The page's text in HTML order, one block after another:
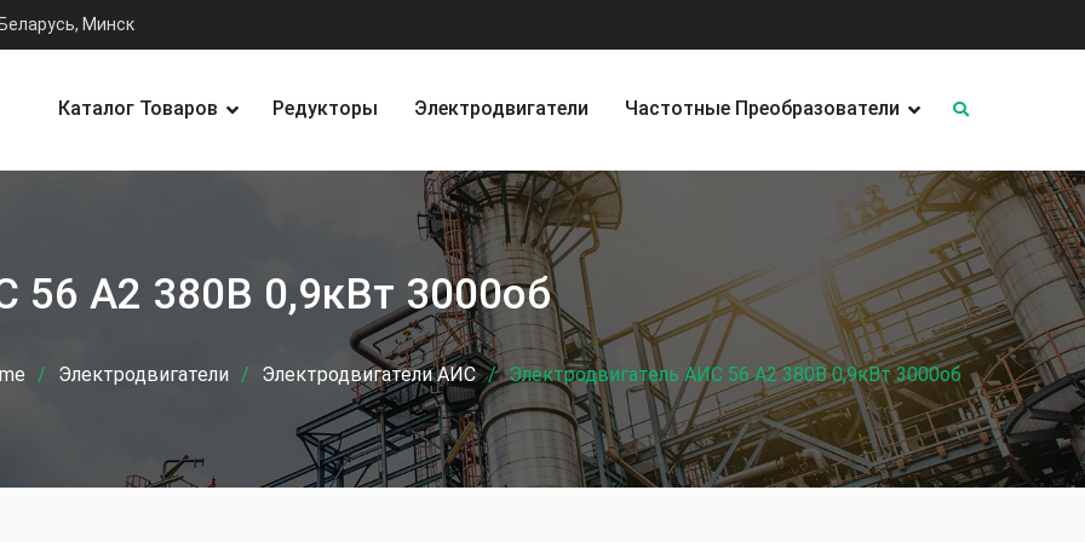
Минск
Каталог Товаров Редукторы Электродвигатели Частотные Преобразователи
56 А2 380В 0,9кВт 3000об
Электродвигатели Электродвигатели АИС Электродвигатель АИС 56 А2 380В 0,9кВт 3000об